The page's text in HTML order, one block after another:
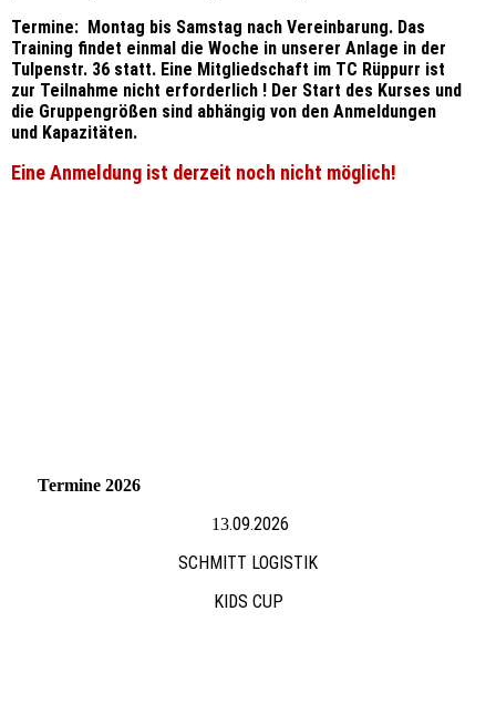
Termine: Montag bis Samstag nach Vereinbarung. Das
Training findet einmal die Woche in unserer Anlage in der
Tulpenstr. 36 statt. Eine Mitgliedschaft im TC Rüppurr ist
zur Teilnahme nicht erforderlich ! Der Start des Kurses und
die Gruppengrößen sind abhängig von den Anmeldungen
und Kapazitäten.
Eine Anmeldung ist derzeit noch nicht möglich!
Termine 2026
13.09.2026
SCHMITT LOGISTIK
KIDS CUP